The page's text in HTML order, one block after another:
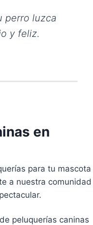
perro luzca
y feliz.
en
para tu mascota
a nuestra comunidad
peluquerías caninas